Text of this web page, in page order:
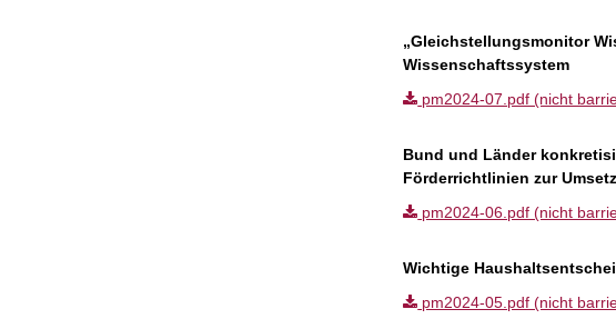
„Gleichstellungsmonitor
Wissenschaftssystem
pm2024-07.pdf (nicht
Bund und Länder
Förderrichtlinien zur
pm2024-06.pdf (nicht
Wichtige
pm2024-05.pdf (nicht